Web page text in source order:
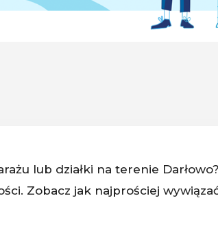
lub działki na terenie
Zobacz jak najprościej